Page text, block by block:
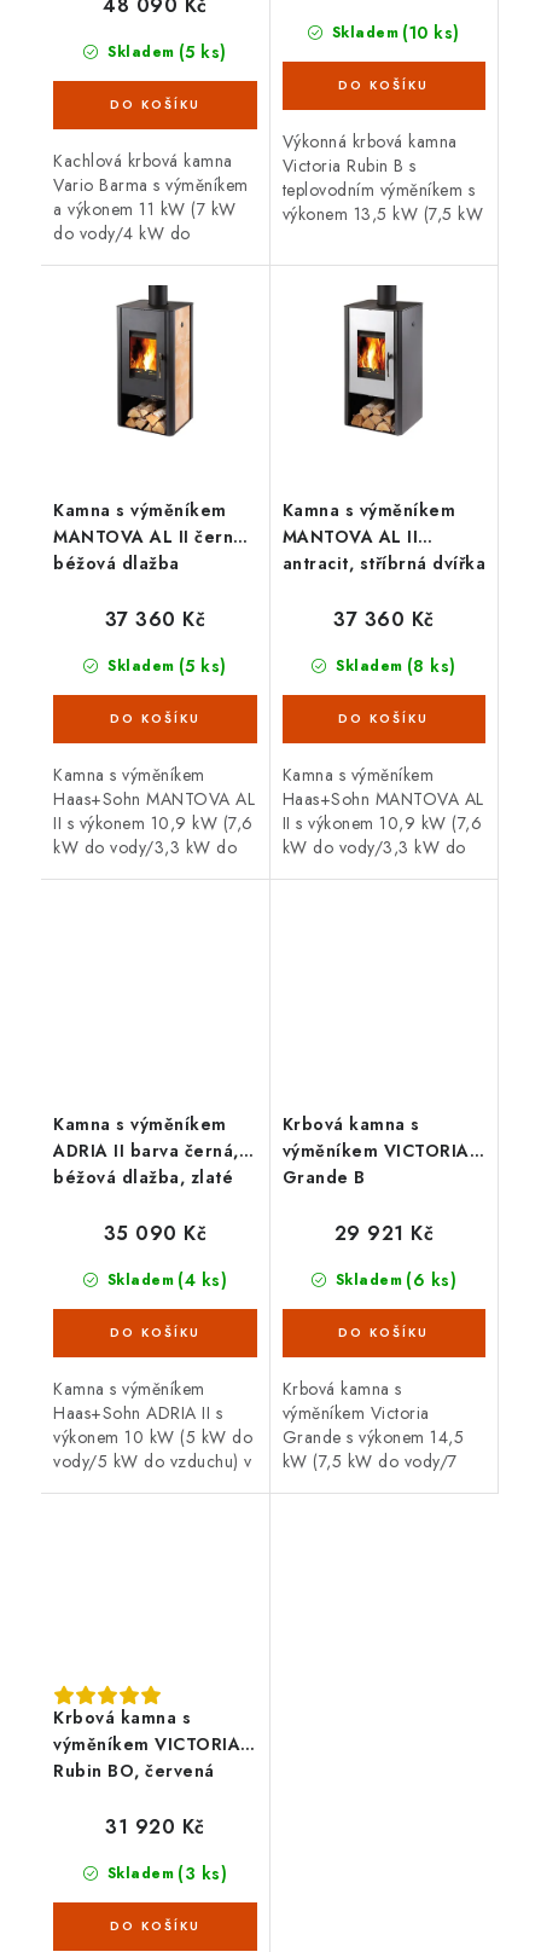
Skladem (5 ks)
48 090 Kč
Kachlová krbová kamna
Vario Barma s výměníkem
a výkonem 11 kW (7 kW
do vody/4 kW do
barvě ořech. Vytápěcí
schopnost kamen činí až
300 m3. S externím...
Skladem (10 ks)
Výkonná krbová kamna
Victoria Rubin B s
teplovodním výměníkem s
výkonem 13,5 kW (7,5 kW
vzduchu). Tato kamna vám
díky větším skleněným
dvířkům a luxusnímu...
Kamna s výměníkem
MANTOVA AL II černá,
béžová dlažba
Skladem (5 ks)
37 360 Kč
Kamna s výměníkem
Haas+Sohn MANTOVA AL
II s výkonem 10,9 kW (7,6
kW do vody/3,3 kW do
Kamna s výměníkem
MANTOVA AL II
antracit, stříbrná dvířka
Skladem (8 ks)
37 360 Kč
Kamna s výměníkem
Haas+Sohn MANTOVA AL
II s výkonem 10,9 kW (7,6
kW do vody/3,3 kW do
Kamna s výměníkem
ADRIA II barva černá,
béžová dlažba, zlaté
Skladem (4 ks)
35 090 Kč
Kamna s výměníkem
Haas+Sohn ADRIA II s
výkonem 10 kW (5 kW do
vody/5 kW do vzduchu) v
Krbová kamna s
výměníkem VICTORIA
Grande B
Skladem (6 ks)
29 921 Kč
Krbová kamna s
výměníkem Victoria
Grande s výkonem 14,5
kW (7,5 kW do vody/7
Krbová kamna s
výměníkem VICTORIA
Rubin BO, červená
Skladem (3 ks)
31 920 Kč